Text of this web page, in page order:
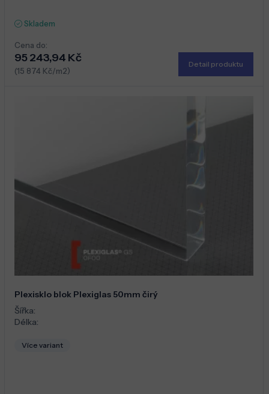
Skladem
Cena do:
95 243,94 Kč
(15 874 Kč/m2)
Detail produktu
Plexisklo blok Plexiglas 50mm čirý
Šířka:
Délka:
Více variant